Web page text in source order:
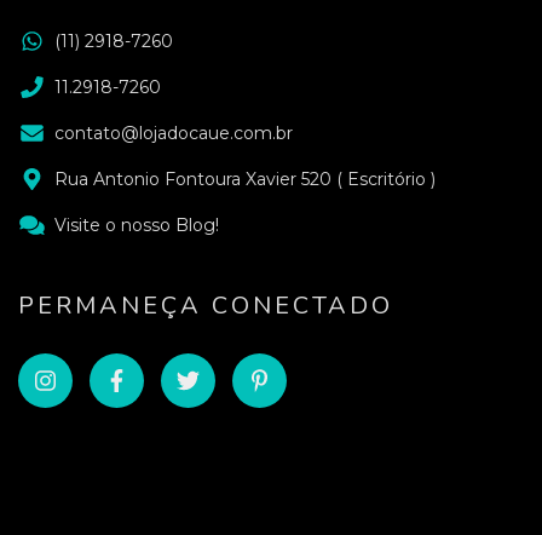
(11) 2918-7260
11.2918-7260
contato@lojadocaue.com.br
Rua Antonio Fontoura Xavier 520 ( Escritório )
Visite o nosso Blog!
PERMANEÇA CONECTADO